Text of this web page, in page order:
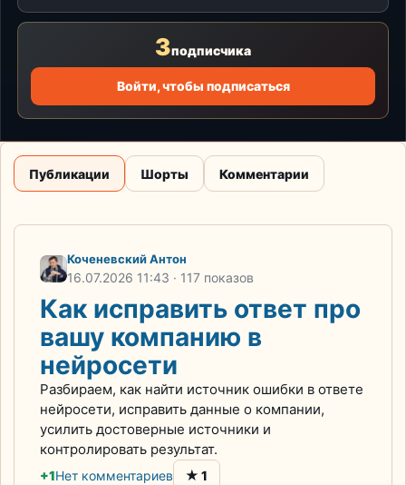
3подписчика
Войти, чтобы подписаться
Публикации Шорты Комментарии
Коченевский Антон
16.07.2026 11:43 · 117 показов
Как исправить ответ про
вашу компанию в
нейросети
Разбираем, как найти источник ошибки в ответе
нейросети, исправить данные о компании,
усилить достоверные источники и
контролировать результат.
+1Нет комментариев ★ 1